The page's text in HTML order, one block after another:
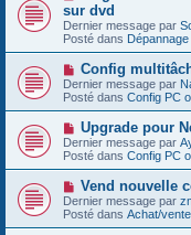
a
g
e
u
m
e
s
s
g
e
u
v
e
a
u
m
e
s
s
g
e
sur dvd
Dernier message par
Posté dans Dépannage
N
o
u
v
e
a
u
m
e
s
s
a
g
Config
Dernier message par
Posté dans Config PC
N
o
u
v
e
u
m
e
Upgrade pour
Dernier message par
Posté dans Config PC
N
o
u
v
Vend nouvelle
Dernier message par
Posté dans Achat/